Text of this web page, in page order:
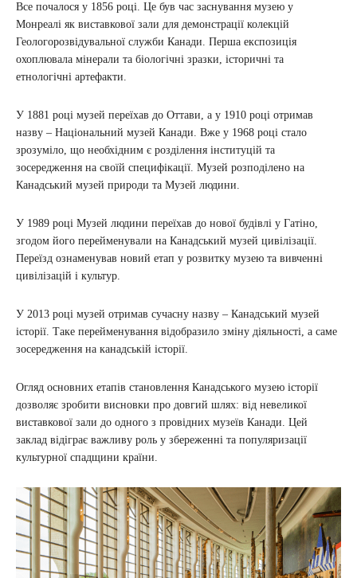
Все почалося у 1856 році. Це був час заснування музею у
Монреалі як виставкової зали для демонстрації колекцій
Геологорозвідувальної служби Канади. Перша експозиція
охоплювала мінерали та біологічні зразки, історичні та
етнологічні артефакти.
У 1881 році музей переїхав до Оттави, а у 1910 році отримав
назву – Національний музей Канади. Вже у 1968 році стало
зрозуміло, що необхідним є розділення інституцій та
зосередження на своїй специфікації. Музей розподілено на
Канадський музей природи та Музей людини.
У 1989 році Музей людини переїхав до нової будівлі у Гатіно,
згодом його перейменували на Канадський музей цивілізації.
Переїзд ознаменував новий етап у розвитку музею та вивченні
цивілізацій і культур.
У 2013 році музей отримав сучасну назву – Канадський музей
історії. Таке перейменування відобразило зміну діяльності, а саме
зосередження на канадській історії.
Огляд основних етапів становлення Канадського музею історії
дозволяє зробити висновки про довгий шлях: від невеликої
виставкової зали до одного з провідних музеїв Канади. Цей
заклад відіграє важливу роль у збереженні та популяризації
культурної спадщини країни.